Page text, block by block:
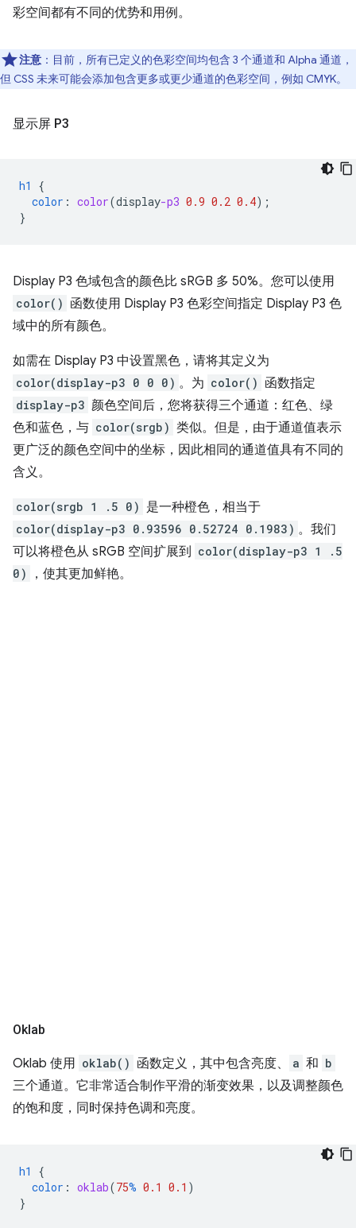
彩空间都有不同的优势和用例。
注意 ：目前，所有已定义的色彩空间均包含 3 个通道和 Alpha 通道，
但 CSS 未来可能会添加包含更多或更少通道的色彩空间，例如 CMYK。
显示屏 P3
h1
{
color : color(display-p3 0.9 0.2 0.4);
}
Display P3 色域包含的颜色比 sRGB 多 50%。您可以使用
color() 函数使用 Display P3 色彩空间指定 Display P3 色
域中的所有颜色。
如需在 Display P3 中设置黑色，请将其定义为
color(display-p3 0 0 0) 。为 color() 函数指定
display-p3 颜色空间后，您将获得三个通道：红色、绿
色和蓝色，与 color(srgb) 类似。但是，由于通道值表示
更广泛的颜色空间中的坐标，因此相同的通道值具有不同的
含义。
color(srgb 1 .5 0) 是一种橙色，相当于
color(display-p3 0.93596 0.52724 0.1983) 。我们
可以将橙色从 sRGB 空间扩展到 color(display-p3 1 .5
0)
，使其更加鲜艳。
Oklab
Oklab 使用 oklab() 函数定义，其中包含亮度、 a 和 b
三个通道。它非常适合制作平滑的渐变效果，以及调整颜色
的饱和度，同时保持色调和亮度。
h1
{
color : oklab(75% 0.1 0.1 )
}